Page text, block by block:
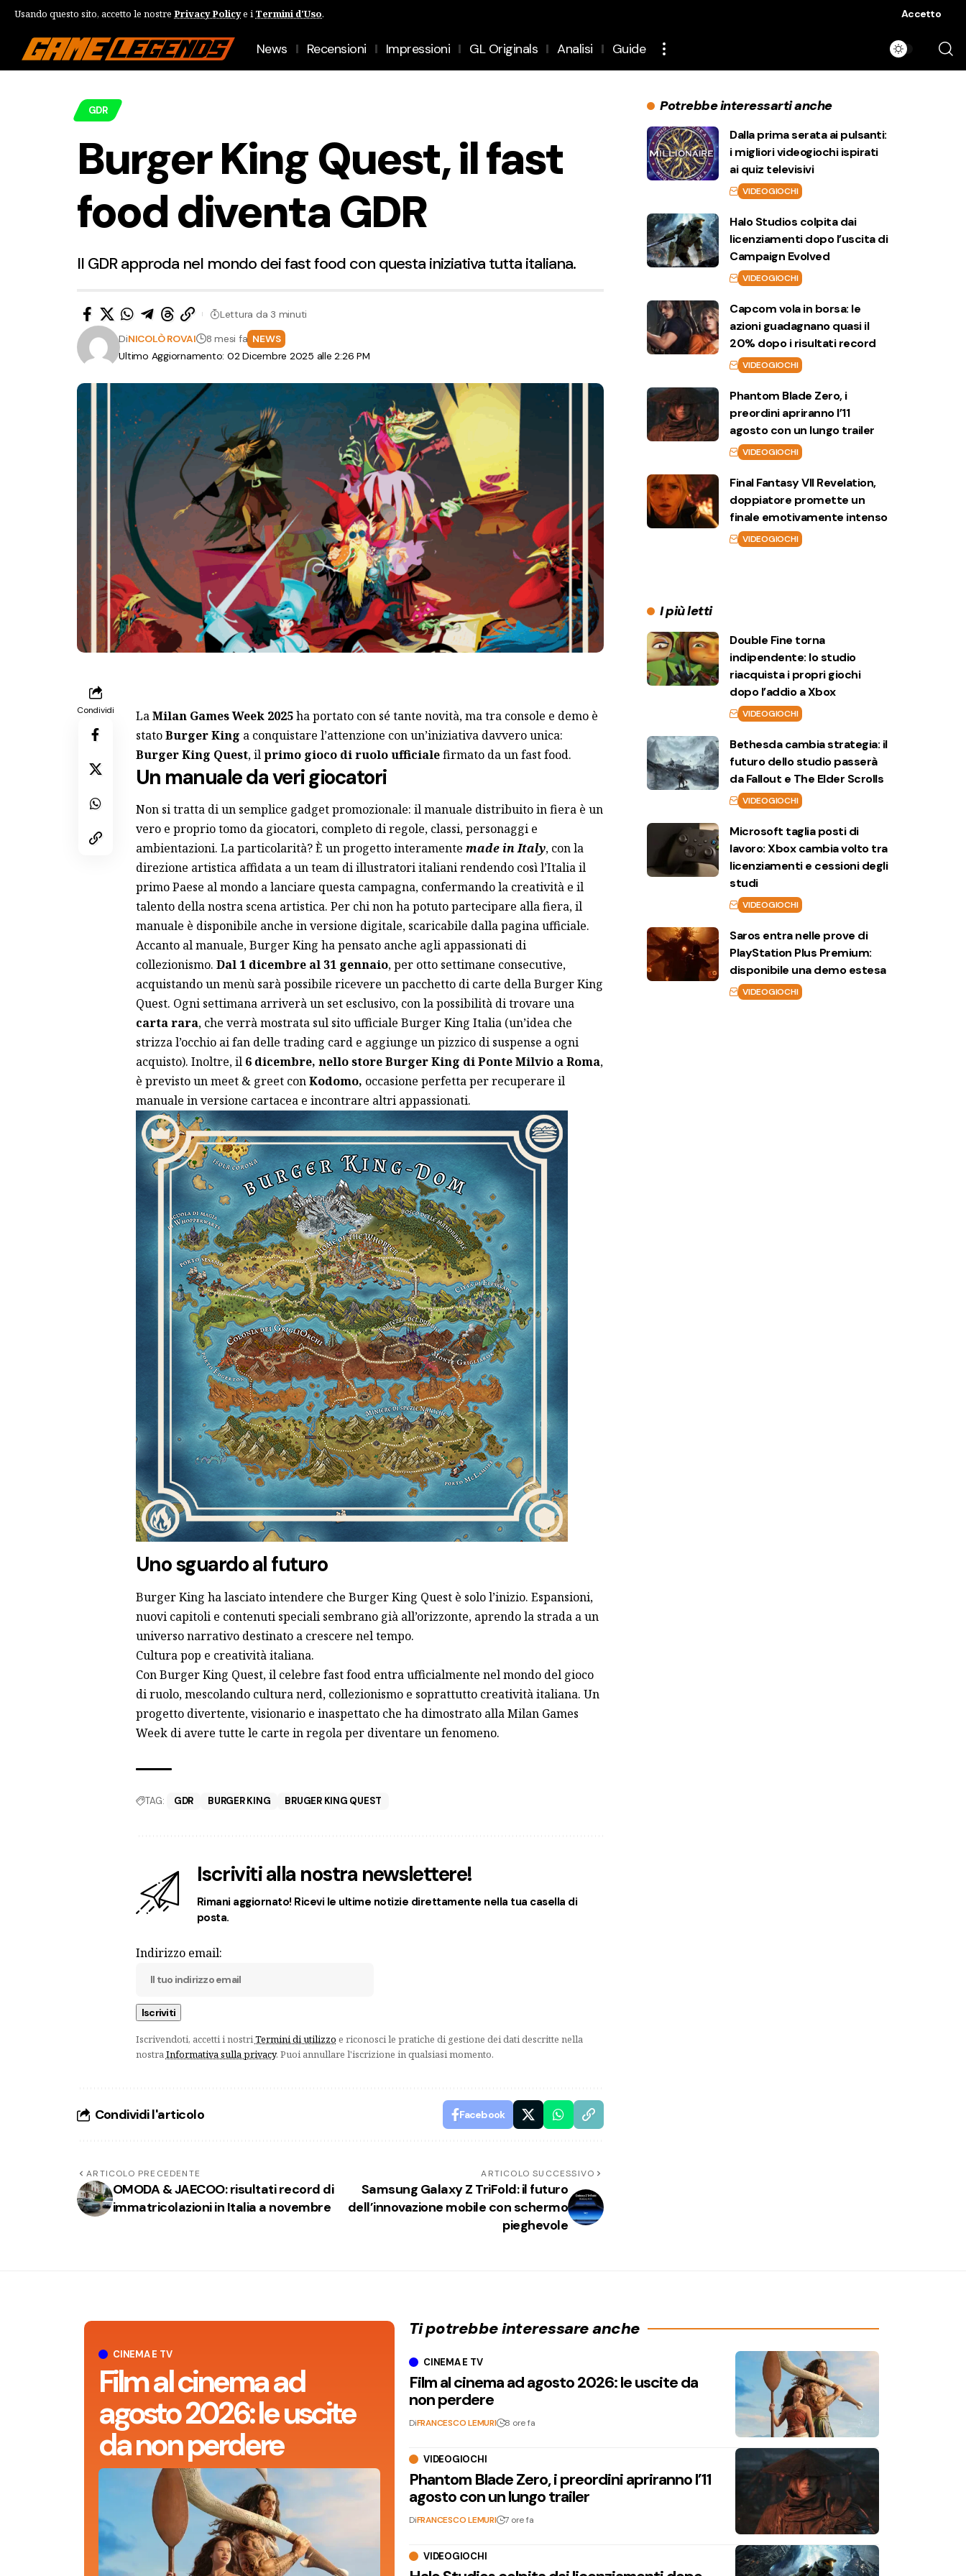
Usando questo sito, accetto le nostre Privacy Policye i Termini d'Uso. Accetto
News Recensioni Impressioni GL Originals Analisi Guide
GDR
Burger King Quest, il fast
food diventa GDR
Il GDR approda nel mondo dei fast food con questa iniziativa tutta italiana.
Ultimo Aggiornamento: 02 Dicembre 2025 alle 2:26 PM
DiNICOLÒ ROVAI 8 mesi fa NEWS
Lettura da 3 minuti
Condividi LaMilan Games Week 2025ha portato con sé tante novità, ma tra console e demo è
statoBurger King a conquistare l’attenzione con un’iniziativa davvero unica:
Burger King Quest, ilprimo gioco di ruolo ufficialefirmato da un fast food.
Un manuale da veri giocatori
Non si tratta di un semplice gadget promozionale: il manuale distribuito in fiera è un
vero e proprio tomo da giocatori, completo di regole, classi, personaggi e
ambientazioni. La particolarità? È un progetto interamente made in Italy, con la
direzione artistica affidata a un team di illustratori italiani rendendo così l’Italia il
primo Paese al mondo a lanciare questa campagna, confermando la creatività e il
talento della nostra scena artistica. Per chi non ha potuto partecipare alla fiera, il
manuale è disponibile anche in versione digitale, scaricabile dalla pagina ufficiale.
Accanto al manuale, Burger King ha pensato anche agli appassionati di
collezionismo. Dal 1 dicembre al 31 gennaio, per otto settimane consecutive,
acquistando un menù sarà possibile ricevere un pacchetto di carte della Burger King
Quest. Ogni settimana arriverà un set esclusivo, con la possibilità di trovare una
carta rara, che verrà mostrata sul sito ufficiale Burger King Italia (un’idea che
strizza l’occhio ai fan delle trading card e aggiunge un pizzico di suspense a ogni
acquisto). Inoltre, il6 dicembre, nello store Burger King di Ponte Milvio a Roma,
è previsto un meet & greet conKodomo, occasione perfetta per recuperare il
manuale in versione cartacea e incontrare altri appassionati.
Uno sguardo al futuro
Burger King ha lasciato intendere che Burger King Quest è solo l’inizio. Espansioni,
nuovi capitoli e contenuti speciali sembrano già all’orizzonte, aprendo la strada a un
universo narrativo destinato a crescere nel tempo.
Cultura pop e creatività italiana.
Con Burger King Quest, il celebre fast food entra ufficialmente nel mondo del gioco
di ruolo, mescolando cultura nerd, collezionismo e soprattutto creatività italiana. Un
progetto divertente, visionario e inaspettato che ha dimostrato alla Milan Games
Week di avere tutte le carte in regola per diventare un fenomeno.
TAG: GDR BURGER KING BRUGER KING QUEST
Iscriviti alla nostra newslettere!
Rimani aggiornato! Ricevi le ultime notizie direttamente nella tua casella di
posta.
Indirizzo email:
Iscrivendoti, accetti i nostriTermini di utilizzo e riconosci le pratiche di gestione dei dati descritte nella
nostraInformativa sulla privacy. Puoi annullare l'iscrizione in qualsiasi momento.
Condividi l'articolo Facebook
ARTICOLO PRECEDENTE
OMODA & JAECOO: risultati record di
immatricolazioni in Italia a novembre
ARTICOLO SUCCESSIVO
Samsung Galaxy Z TriFold: il futuro
dell’innovazione mobile con schermo
pieghevole
Potrebbe interessarti anche
Dalla prima serata ai pulsanti:
i migliori videogiochi ispirati
ai quiz televisivi
VIDEOGIOCHI
Halo Studios colpita dai
licenziamenti dopo l’uscita di
Campaign Evolved
VIDEOGIOCHI
Capcom vola in borsa: le
azioni guadagnano quasi il
20% dopo i risultati record
VIDEOGIOCHI
Phantom Blade Zero, i
preordini apriranno l’11
agosto con un lungo trailer
VIDEOGIOCHI
Final Fantasy VII Revelation,
doppiatore promette un
finale emotivamente intenso
VIDEOGIOCHI
I più letti
Double Fine torna
indipendente: lo studio
riacquista i propri giochi
dopo l’addio a Xbox
VIDEOGIOCHI
Bethesda cambia strategia: il
futuro dello studio passerà
da Fallout e The Elder Scrolls
VIDEOGIOCHI
Microsoft taglia posti di
lavoro: Xbox cambia volto tra
licenziamenti e cessioni degli
studi
VIDEOGIOCHI
Saros entra nelle prove di
PlayStation Plus Premium:
disponibile una demo estesa
VIDEOGIOCHI
CINEMA E TV
Film al cinema ad
agosto 2026: le uscite
da non perdere
Ti potrebbe interessare anche
CINEMA E TV
Film al cinema ad agosto 2026: le uscite da
non perdere
DiFRANCESCO LEMURI 8 ore fa
VIDEOGIOCHI
Phantom Blade Zero, i preordini apriranno l’11
agosto con un lungo trailer
DiFRANCESCO LEMURI 7 ore fa
VIDEOGIOCHI